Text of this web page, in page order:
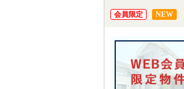
会員限定 NEW